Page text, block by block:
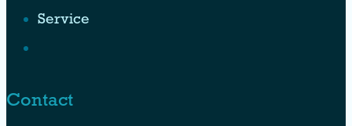
Service
Contact